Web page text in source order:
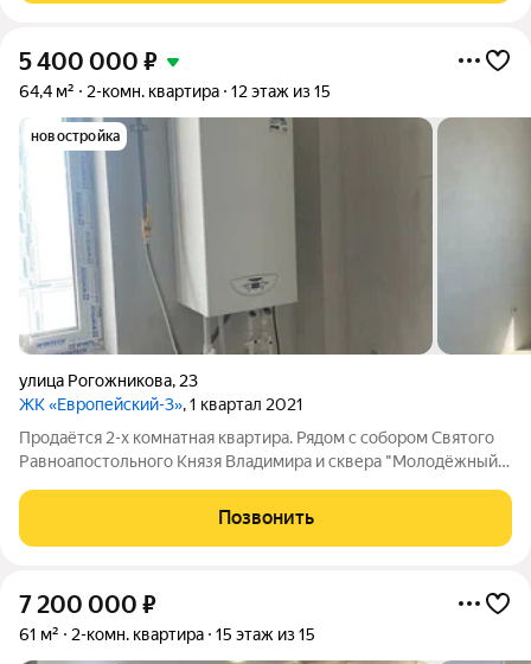
5 400 000 ₽
64,4 м² 2-комн. квартира 12 этаж из 15
новостройка
улица Рогожникова, 23
ЖК «Европейский-3», 1 квартал 2021
Продаётся 2-х комнатная квартира. Рядом с собором Святого
Равноапостольного Князя Владимира и сквера "Молодёжный".
/15 "Юсишка",отличная транспортная развязка,благодаря
которой ,можно с
Позвонить
7 200 000 ₽
61 м² 2-комн. квартира 15 этаж из 15